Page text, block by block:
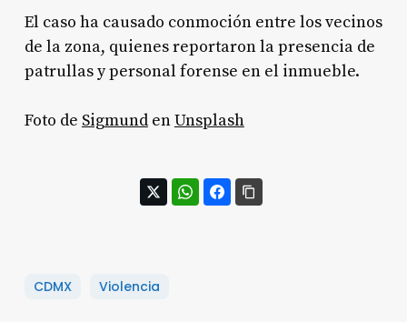
El caso ha causado conmoción entre los vecinos
de la zona, quienes reportaron la presencia de
patrullas y personal forense en el inmueble.
Foto de SigmundenUnsplash
CDMX Violencia